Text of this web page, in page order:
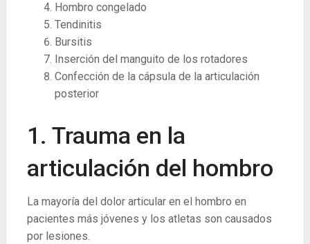
Hombro congelado
Tendinitis
Bursitis
Inserción del manguito de los rotadores
Confección de la cápsula de la articulación
posterior
1. Trauma en la
articulación del hombro
La mayoría del dolor articular en el hombro en
pacientes más jóvenes y los atletas son causados ​​
por lesiones.